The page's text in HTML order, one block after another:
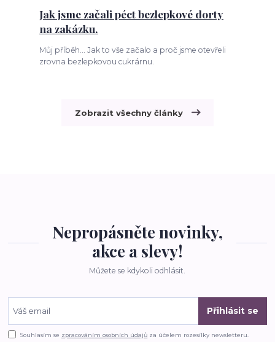
Jak jsme začali péct bezlepkové dorty
na zakázku.
Můj příběh... Jak to vše začalo a proč jsme otevřeli
zrovna bezlepkovou cukrárnu.
Zobrazit všechny články
Nepropásněte novinky,
akce a slevy!
Můžete se kdykoli odhlásit.
Přihlásit se
Souhlasím se zpracováním osobních údajů za účelem rozesílky newsletteru.